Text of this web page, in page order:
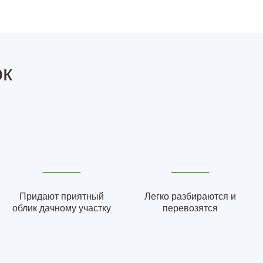
Придают приятный
облик дачному участку
Легко разбираются и
перевозятся